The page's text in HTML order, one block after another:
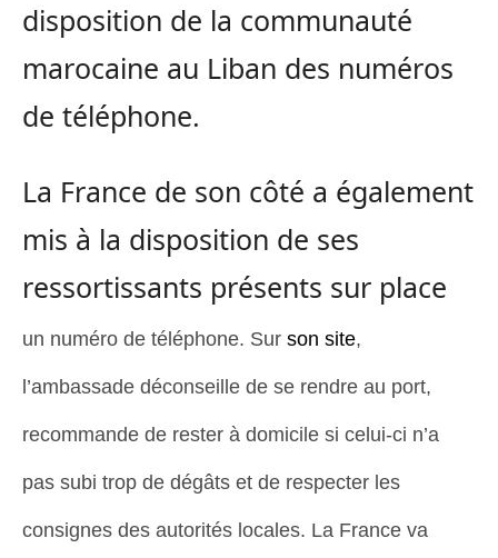
disposition de la communauté
marocaine au Liban des numéros
de téléphone.
La France de son côté a également
mis à la disposition de ses
ressortissants présents sur place
un numéro de téléphone. Sur son site,
l’ambassade déconseille de se rendre au port,
recommande de rester à domicile si celui-ci n’a
pas subi trop de dégâts et de respecter les
consignes des autorités locales. La France va